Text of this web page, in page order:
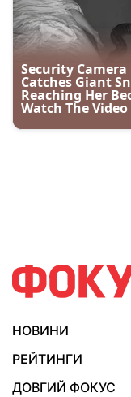
НОВИНИ
РЕЙТИНГИ
ДОВГИЙ ФОКУС